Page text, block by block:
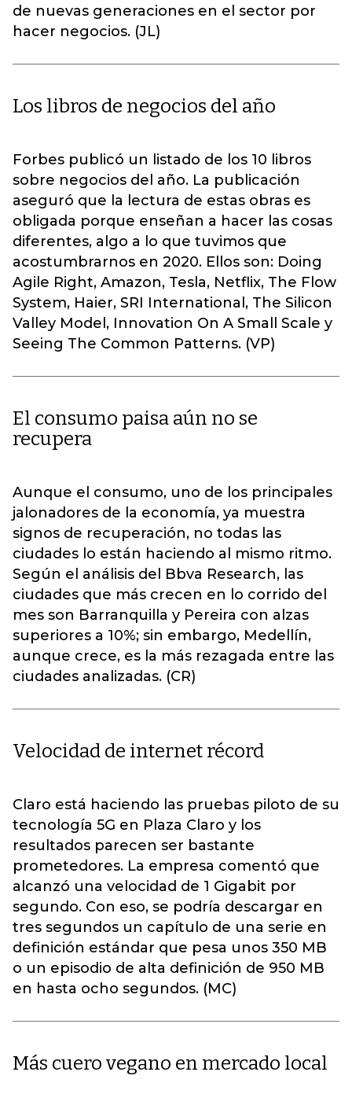
de nuevas generaciones en el sector por
hacer negocios. (JL)
Los libros de negocios del año
Forbes publicó un listado de los 10 libros
sobre negocios del año. La publicación
aseguró que la lectura de estas obras es
obligada porque enseñan a hacer las cosas
diferentes, algo a lo que tuvimos que
acostumbrarnos en 2020. Ellos son: Doing
Agile Right, Amazon, Tesla, Netflix, The Flow
System, Haier, SRI International, The Silicon
Valley Model, Innovation On A Small Scale y
Seeing The Common Patterns. (VP)
El consumo paisa aún no se
recupera
Aunque el consumo, uno de los principales
jalonadores de la economía, ya muestra
signos de recuperación, no todas las
ciudades lo están haciendo al mismo ritmo.
Según el análisis del Bbva Research, las
ciudades que más crecen en lo corrido del
mes son Barranquilla y Pereira con alzas
superiores a 10%; sin embargo, Medellín,
aunque crece, es la más rezagada entre las
ciudades analizadas. (CR)
Velocidad de internet récord
Claro está haciendo las pruebas piloto de su
tecnología 5G en Plaza Claro y los
resultados parecen ser bastante
prometedores. La empresa comentó que
alcanzó una velocidad de 1 Gigabit por
segundo. Con eso, se podría descargar en
tres segundos un capítulo de una serie en
definición estándar que pesa unos 350 MB
o un episodio de alta definición de 950 MB
en hasta ocho segundos. (MC)
Más cuero vegano en mercado local